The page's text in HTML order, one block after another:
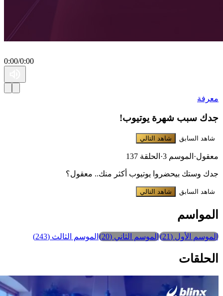
0:00/0:00
معرفة
جدك سبب شهرة يوتيوب!
شاهد السابق شاهد التالي
معقول· الموسم 3 ·الحلقة 137
جدك وستك بيحضروا يوتيوب أكثر منك.. معقول؟
شاهد السابق شاهد التالي
المواسم
الموسم الأول (
21
)الموسم الثاني (
20
)الموسم الثالث(
243
)
الحلقات